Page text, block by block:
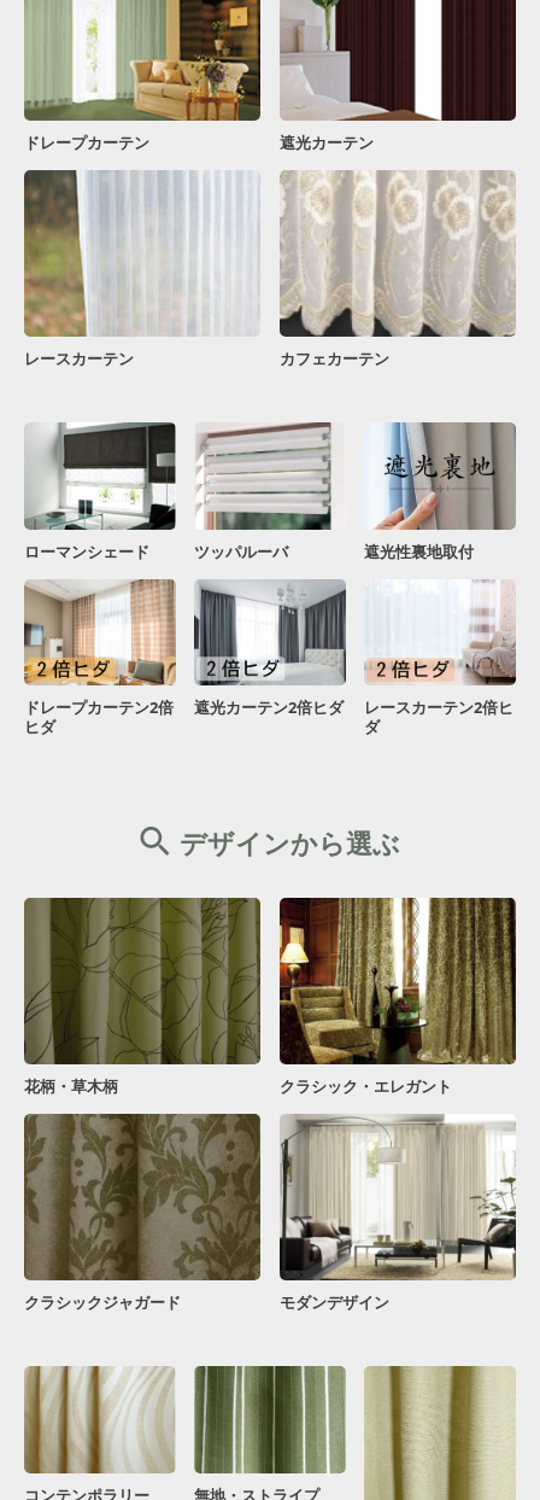
ドレープカーテン 遮光カーテン
レースカーテン カフェカーテン
ローマンシェード ツッパルーバ 遮光性裏地取付
ドレープカーテン2倍
ヒダ
遮光カーテン2倍ヒダ
レースカーテン2倍ヒ
ダ
デザインから選ぶ
花柄・草木柄 クラシック・エレガント
クラシックジャガード モダンデザイン
コンテンポラリー 無地・ストライプ